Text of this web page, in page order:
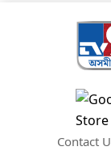
Contact